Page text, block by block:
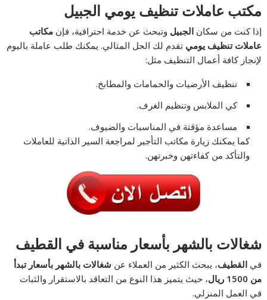
مكتب عاملات تنظيف يومي الجبيل
إذا كنت من سكانالجبيل وتبحث عن خدمة احترافية، فإنمكاتب
عاملات تنظيف يومي تقدم لك الحل المثالي. يمكنك طلب عاملة باليوم
لإنجاز كافة أعمال التنظيف مثل:
تنظيف الأرضيات والحمامات والمطابخ.
كي الملابس وتنظيم الغرف.
مساعدة مؤقتة في المناسبات والضيوف.
كما يمكنك زيارة مكاتب التأجير لمراجعة السير الذاتية للعاملات
والتأكد من كفاءتهن وخبرتهن.
شغالات بالشهر بأسعار مناسبة في القطيف
فيالقطيف، يبحث الكثير من العملاء عن شغالات بالشهر بأسعار تبدأ
من 1500 ريال
، حيث يتميز هذا النوع من التعاقد بالاستقرار والثبات
في العمل المنزلي.